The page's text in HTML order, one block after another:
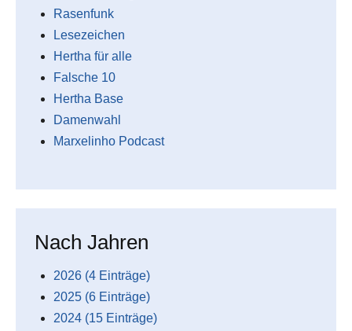
Rasenfunk
Lesezeichen
Hertha für alle
Falsche 10
Hertha Base
Damenwahl
Marxelinho Podcast
Nach Jahren
2026 (4 Einträge)
2025 (6 Einträge)
2024 (15 Einträge)